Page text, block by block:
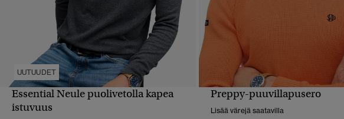
UUTUUDET
PIKAKATSELU
Essential Neule puolivetolla kapea
istuvuus
PIKAKATSELU
Preppy-puuvillapusero
Lisää värejä saatavilla